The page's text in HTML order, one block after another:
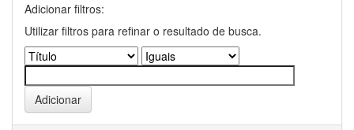
Adicionar filtros:
Utilizar filtros para refinar o resultado de busca.